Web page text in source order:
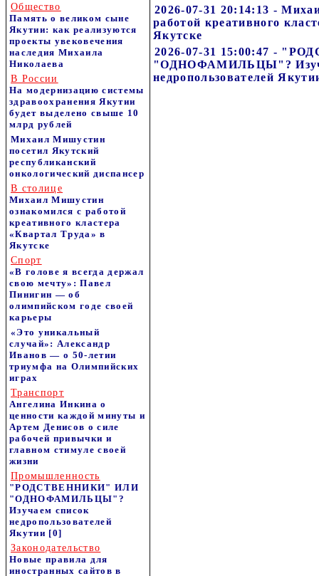
Общество
Память о великом сыне
Якутии: как реализуются
проекты увековечения
наследия Михаила
Николаева
В России
На модернизацию системы
здравоохранения Якутии
будет выделено свыше 10
млрд рублей
Михаил Мишустин
посетил Якутский
республиканский
онкологический диспансер
В столице
Михаил Мишустин
ознакомился с работой
креативного кластера
«Квартал Труда» в
Якутске
Спорт
«В голове я всегда держал
свою мечту»: Павел
Пинигин — об
олимпийском годе своей
карьеры
«Это уникальный
случай»: Александр
Иванов — о 50-летии
триумфа на Олимпийских
играх
Транспорт
Ангелина Инкина о
ценности каждой минуты и
Артем Денисов о силе
рабочей привычки и
главном стимуле своей
жизни
Промышленность
"РОДСТВЕННИКИ" ИЛИ
"ОДНОФАМИЛЬЦЫ"?
Изучаем список
недропользователей
Якутии [0]
Законодательство
Новые правила для
иностранных сайтов в
2026-07-31 20:14:13 -
работой креативного
Якутске
2026-07-31 15:00:47 -
"ОДНОФАМИЛЬЦЫ"?
недропользователей